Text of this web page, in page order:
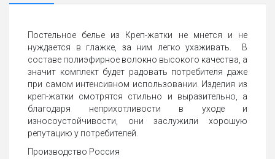
Постельное белье из Креп-жатки не мнется и не
нуждается в глажке, за ним легко ухаживать. В
составе полиэфирное волокно высокого качества, а
значит комплект будет радовать потребителя даже
при самом интенсивном использовании. Изделия из
креп-жатки смотрятся стильно и выразительно, а
благодаря неприхотливости в уходе и
износоустойчивости, они заслужили хорошую
репутацию у потребителей.
Производство Россия